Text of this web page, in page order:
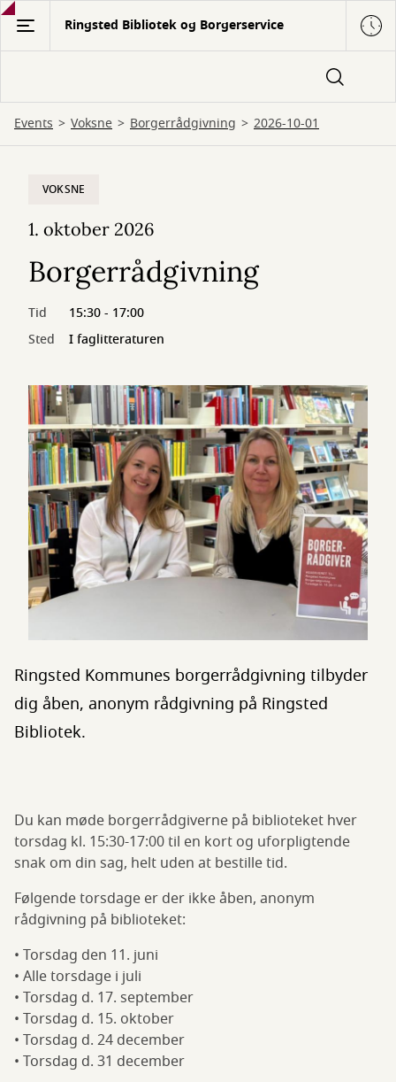
Gå
hovedindhold
Ringsted Bibliotek og Borgerservice
Events Voksne Borgerrådgivning 2026-10-01
VOKSNE
1. oktober 2026
Borgerrådgivning
Tid
15:30 - 17:00
Sted
I faglitteraturen
Ringsted Kommunes borgerrådgivning tilbyder
dig åben, anonym rådgivning på Ringsted
Bibliotek.
Du kan møde borgerrådgiverne på biblioteket hver
torsdag kl. 15:30-17:00 til en kort og uforpligtende
snak om din sag, helt uden at bestille tid.
Følgende torsdage er der ikke åben, anonym
rådgivning på biblioteket:
• Torsdag den 11. juni
• Alle torsdage i juli
• Torsdag d. 17. september
• Torsdag d. 15. oktober
• Torsdag d. 24 december
• Torsdag d. 31 december